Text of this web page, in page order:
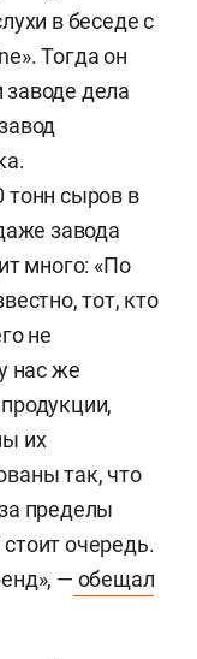
в беседе с
Тогда он
дела
тонн сыров в
завода
много: «По
тот, кто
не
нас же
их
так, что
пределы
очередь.
— обещал